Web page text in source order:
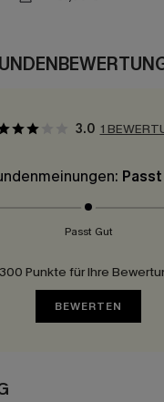
3.0 1
Passt Gut
300 Punkte für Ihre
BEWERTEN